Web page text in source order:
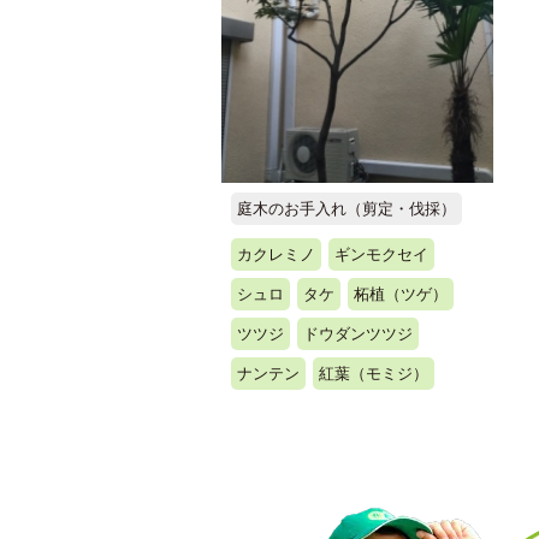
庭木のお手入れ（剪定・伐採）
カクレミノ ギンモクセイ
シュロ タケ 柘植（ツゲ）
ツツジ ドウダンツツジ
ナンテン 紅葉（モミジ）